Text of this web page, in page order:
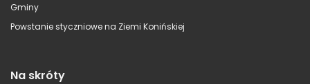
Gminy
Powstanie styczniowe na Ziemi Konińskiej
Na skróty